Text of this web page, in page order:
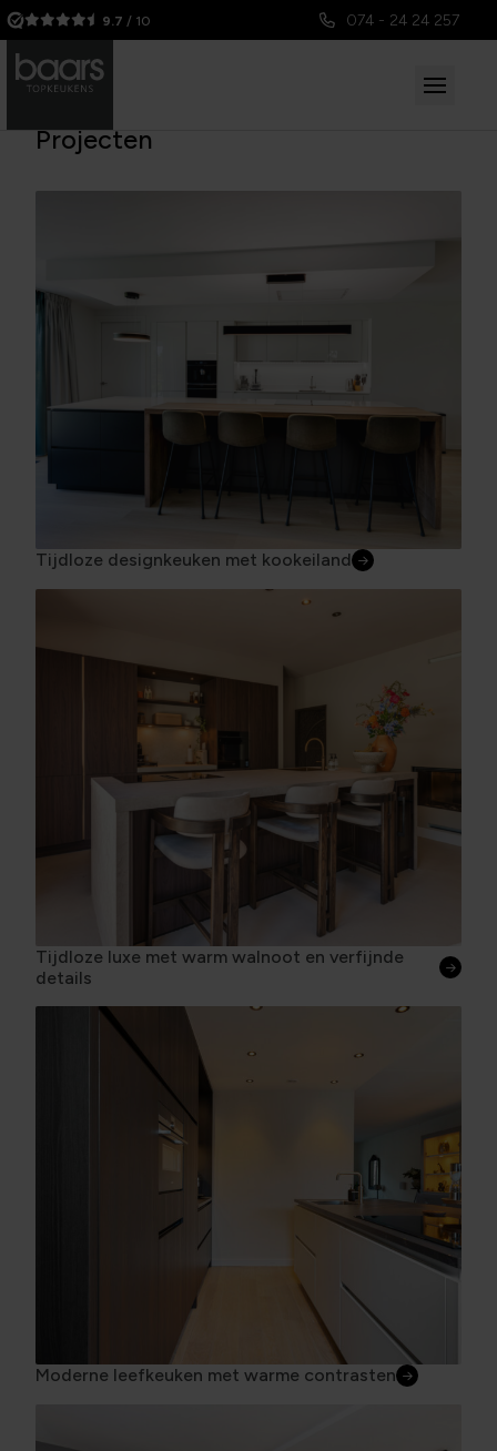
9.7 / 10 074 - 24 24 257
Projecten
Tijdloze designkeuken met kookeiland
Tijdloze luxe met warm walnoot en verfijnde
details
Moderne leefkeuken met warme contrasten